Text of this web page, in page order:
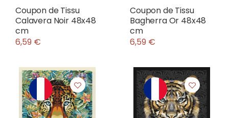
Coupon de Tissu
Calavera Noir 48x48
cm
6,59 €
Coupon de Tissu
Bagherra Or 48x48
cm
6,59 €